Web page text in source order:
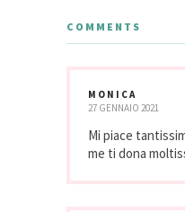
COMMENTS
MONICA
27 GENNAIO 2021
Mi piace
me ti dona